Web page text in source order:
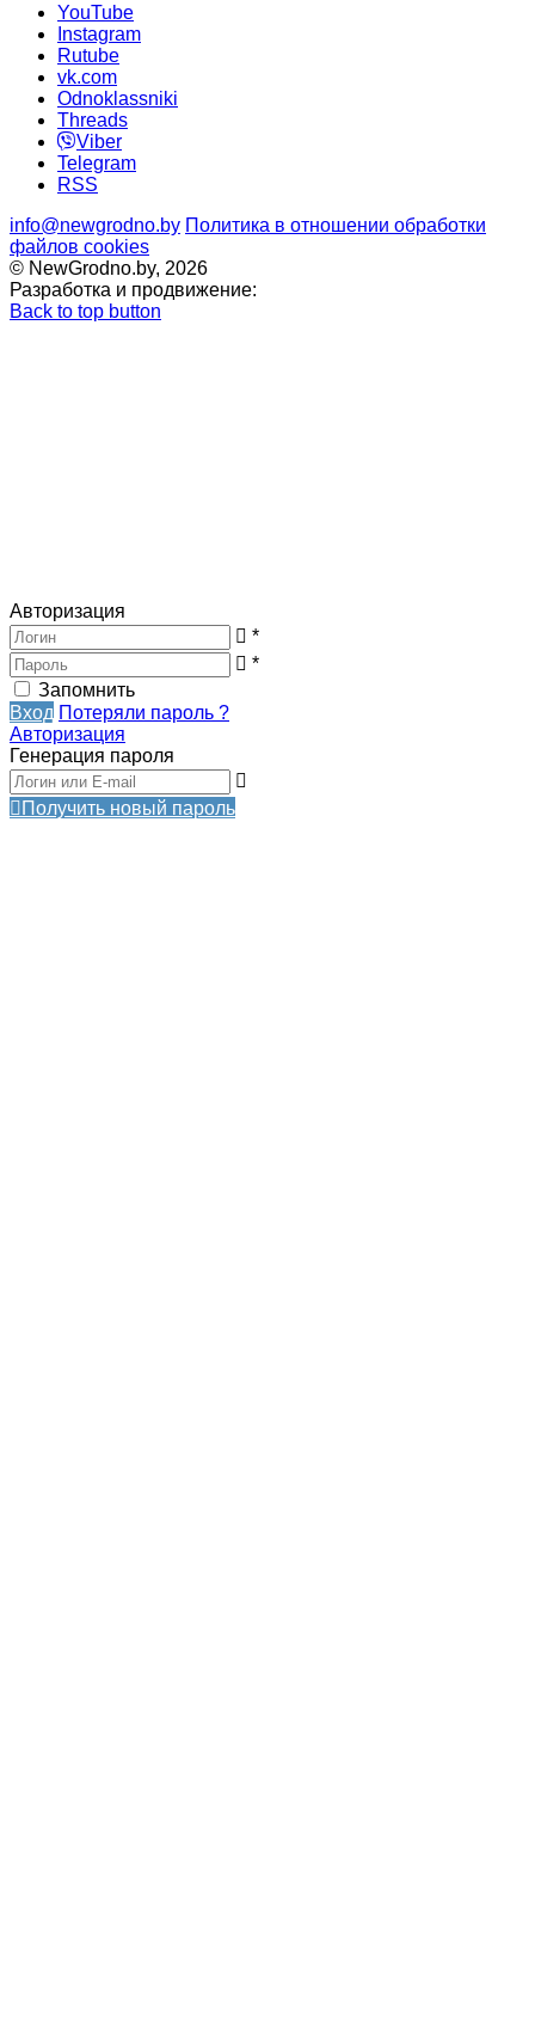
YouTube
Instagram
Rutube
vk.com
Odnoklassniki
Threads
Viber
Telegram
RSS
info@newgrodno.by Политика в отношении обработки
файлов cookies
© NewGrodno.by, 2026
Разработка и продвижение:
Back to top button
Авторизация
*
*
Запомнить
Вход Потеряли пароль ?
Авторизация
Генерация пароля
Получить новый пароль